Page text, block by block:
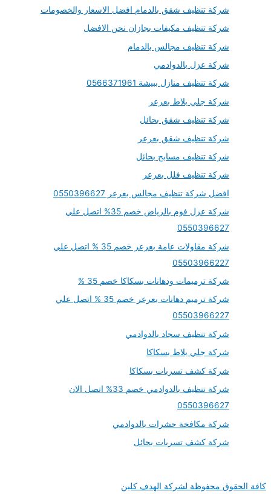
شركة تنظيف شقق بالدمام افضل الاسعار والخصومات
شركة تنظيف مكيفات بجازان نحن الافضل
شركة تنظيف مجالس بالدمام
شركة عزل بالدوادمي
شركة تنظيف منازل ببيشة 0566371961
شركة جلي بلاط بعرعر
شركة تنظيف شقق بحائل
شركة تنظيف شقق بعرعر
شركة تنظيف مسابح بحائل
شركة تنظيف فلل بعرعر
افضل شركة تنظيف مجالس بعرعر 0550396627
شركة عزل فوم بالرياض خصم 35% اتصل علي
0550396627
شركة مقاولات عامة بعرعر خصم 35 % اتصل علي
05503966227
شركة ترميمات ودهانات بسكاكا خصم 35 %
شركة ترميم دهانات بعرعر خصم 35 % اتصل علي
05503966227
شركة تنظيف سجاد بالدوادمي
شركة جلي بلاط بسكاكا
شركة كشف تسربات بسكاكا
شركة تنظيف بالدوادمي خصم 33% اتصل الان
0550396627
شركة مكافحة حشرات بالدوادمي
شركة كشف تسربات بحائل
كافة الحقوق محفوظة لشركة الهدف كلين